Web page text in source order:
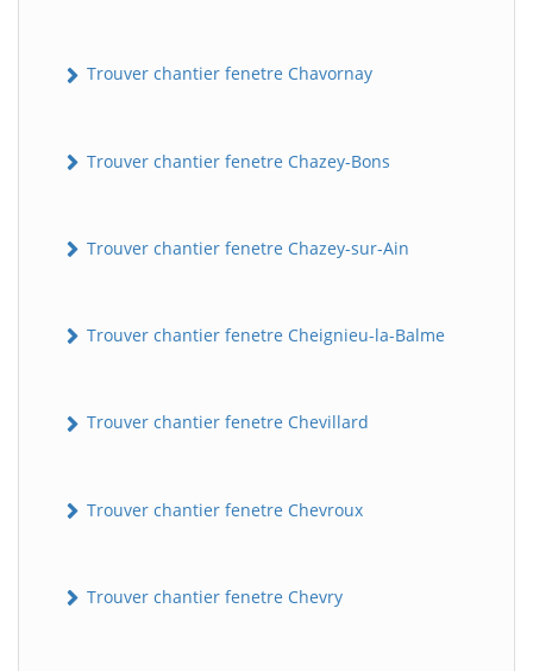
Trouver chantier fenetre Chavornay
Trouver chantier fenetre Chazey-Bons
Trouver chantier fenetre Chazey-sur-Ain
Trouver chantier fenetre Cheignieu-la-Balme
Trouver chantier fenetre Chevillard
Trouver chantier fenetre Chevroux
Trouver chantier fenetre Chevry
B BatiWebPro